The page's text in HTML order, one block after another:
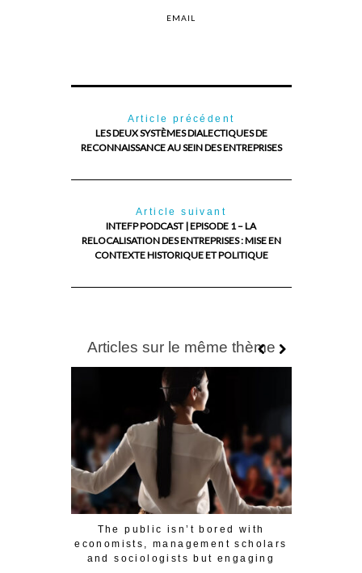
EMAIL
Article précédent
LES DEUX SYSTÈMES DIALECTIQUES DE
RECONNAISSANCE AU SEIN DES ENTREPRISES
Article suivant
INTEFP PODCAST | EPISODE 1 – LA
RELOCALISATION DES ENTREPRISES : MISE EN
CONTEXTE HISTORIQUE ET POLITIQUE
Articles sur le même thème
The public isn’t bored with
economists, management scholars
and sociologists but engaging